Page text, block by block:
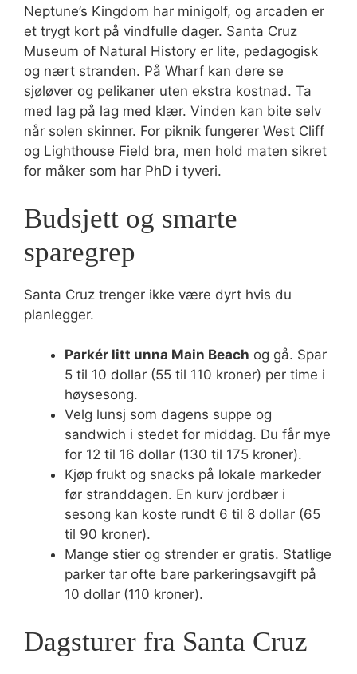
Neptune’s Kingdom har minigolf, og arcaden er
et trygt kort på vindfulle dager. Santa Cruz
Museum of Natural History er lite, pedagogisk
og nært stranden. På Wharf kan dere se
sjøløver og pelikaner uten ekstra kostnad. Ta
med lag på lag med klær. Vinden kan bite selv
når solen skinner. For piknik fungerer West Cliff
og Lighthouse Field bra, men hold maten sikret
for måker som har PhD i tyveri.
Budsjett og smarte
sparegrep
Santa Cruz trenger ikke være dyrt hvis du
planlegger.
Parkér litt unna Main Beach og gå. Spar
5 til 10 dollar (55 til 110 kroner) per time i
høysesong.
Velg lunsj som dagens suppe og
sandwich i stedet for middag. Du får mye
for 12 til 16 dollar (130 til 175 kroner).
Kjøp frukt og snacks på lokale markeder
før stranddagen. En kurv jordbær i
sesong kan koste rundt 6 til 8 dollar (65
til 90 kroner).
Mange stier og strender er gratis. Statlige
parker tar ofte bare parkeringsavgift på
10 dollar (110 kroner).
Dagsturer fra Santa Cruz